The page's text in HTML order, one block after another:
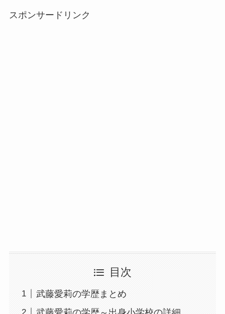
スポンサードリンク
目次
武藤愛莉の学歴まとめ